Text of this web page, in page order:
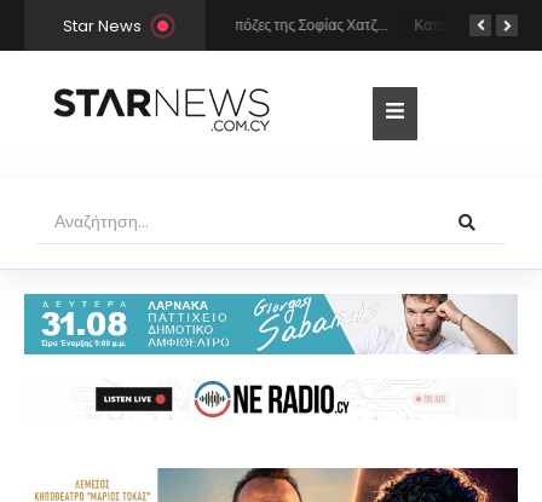
Star News Κατερίνα Καινούργιου: Η selfie με μπλε μαγιό κάτω από τον ήλιο – Η λεπτομέρεια που λατρέψαμε (φωτογραφία)